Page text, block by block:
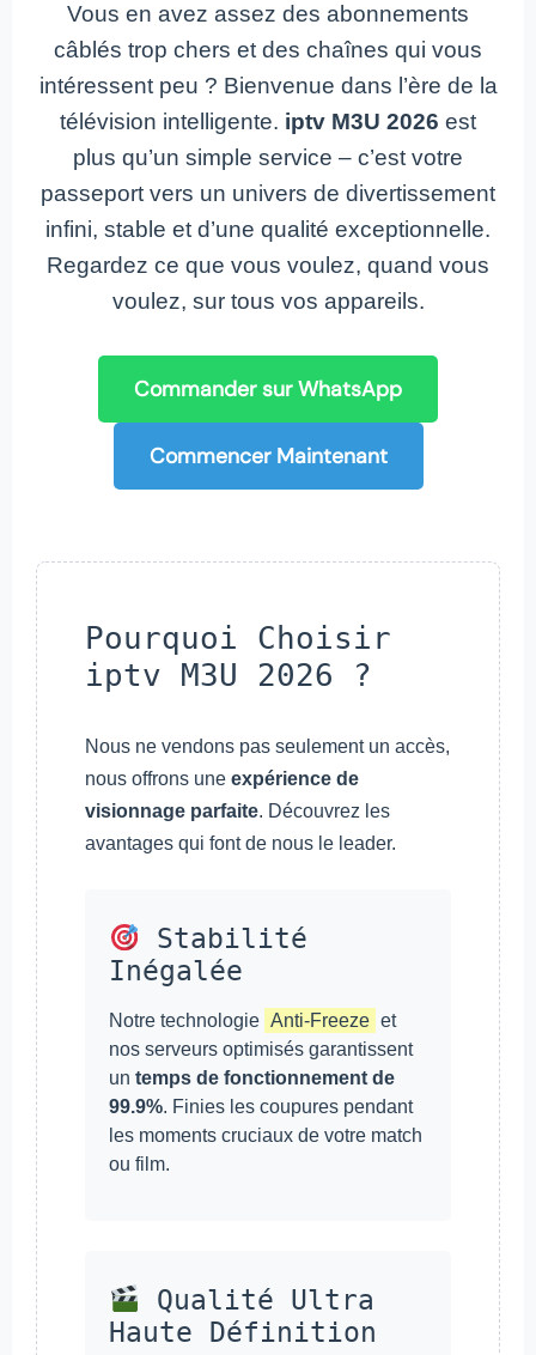
Vous en avez assez des abonnements
câblés trop chers et des chaînes qui vous
intéressent peu ? Bienvenue dans l’ère de la
télévision intelligente. iptv M3U 2026 est
plus qu’un simple service – c’est votre
passeport vers un univers de divertissement
infini, stable et d’une qualité exceptionnelle.
Regardez ce que vous voulez, quand vous
voulez, sur tous vos appareils.
Commander sur WhatsApp
Commencer Maintenant
Pourquoi Choisir
iptv M3U 2026 ?
Nous ne vendons pas seulement un accès,
nous offrons une expérience de
visionnage parfaite. Découvrez les
avantages qui font de nous le leader.
Stabilité
Inégalée
Notre technologie Anti-Freeze et
nos serveurs optimisés garantissent
un temps de fonctionnement de
99.9%. Finies les coupures pendant
les moments cruciaux de votre match
ou film.
Qualité Ultra
Haute Définition